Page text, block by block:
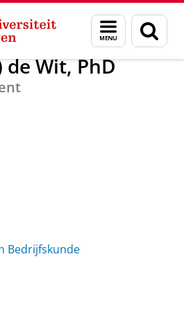
Menu
en
zoeken
(Juliette) de Wit, PhD
de Wit, PhD
Bedrijfskunde